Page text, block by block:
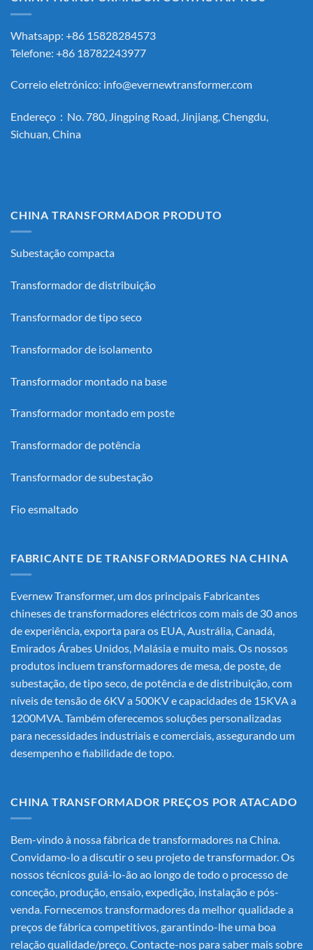
Whatsapp: +86 15828284573
Telefone: +86 18782243977
Correio eletrónico: info@evernewtransformer.com
Endereço：No. 780, Jingping Road, Jinjiang, Chengdu,
Sichuan, China
CHINA TRANSFORMADOR PRODUTO
Subestação compacta
Transformador de distribuição
Transformador de tipo seco
Transformador de isolamento
Transformador montado na base
Transformador montado em poste
Transformador de potência
Transformador de subestação
Fio esmaltado
FABRICANTE DE TRANSFORMADORES NA CHINA
Evernew Transformer, um dos principais Fabricantes
chineses de transformadores eléctricoscom mais de 30 anos
de experiência, exporta para os EUA, Austrália, Canadá,
Emirados Árabes Unidos, Malásia e muito mais. Os nossos
produtos incluem transformadores de mesa, de poste, de
subestação, de tipo seco, de potência e de distribuição, com
níveis de tensão de 6KV a 500KV e capacidades de 15KVA a
1200MVA. Também oferecemos soluções personalizadas
para necessidades industriais e comerciais, assegurando um
desempenho e fiabilidade de topo.
CHINA TRANSFORMADOR PREÇOS POR ATACADO
Bem-vindo à nossa fábrica de transformadores na China.
Convidamo-lo a discutir o seu projeto de transformador. Os
nossos técnicos guiá-lo-ão ao longo de todo o processo de
conceção, produção, ensaio, expedição, instalação e pós-
venda. Fornecemos transformadores da melhor qualidade a
preços de fábrica competitivos, garantindo-lhe uma boa
relação qualidade/preço. Contacte-nos para saber mais sobre